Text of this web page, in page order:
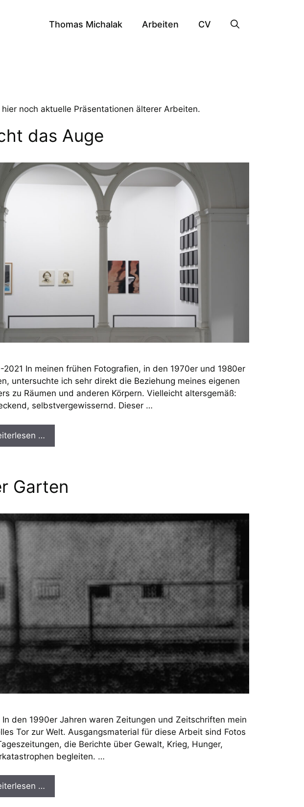
Thomas Michalak Arbeiten CV
noch aktuelle Präsentationen älterer Arbeiten.
das Auge
2021 In meinen frühen Fotografien, in den 1970er und 1980er
untersuchte ich sehr direkt die Beziehung meines eigenen
zu Räumen und anderen Körpern. Vielleicht altersgemäß:
selbstvergewissernd. Dieser …
…
Garten
In den 1990er Jahren waren Zeitungen und Zeitschriften mein
Tor zur Welt. Ausgangsmaterial für diese Arbeit sind Fotos
die Berichte über Gewalt, Krieg, Hunger,
begleiten. …
…